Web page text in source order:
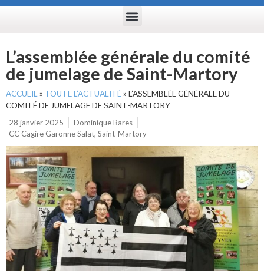
L’assemblée générale du comité
de jumelage de Saint-Martory
ACCUEIL » TOUTE L’ACTUALITÉ» L’ASSEMBLÉE GÉNÉRALE DU
COMITÉ DE JUMELAGE DE SAINT-MARTORY
28 janvier 2025
Dominique Bares
CC Cagire Garonne Salat, Saint-Martory